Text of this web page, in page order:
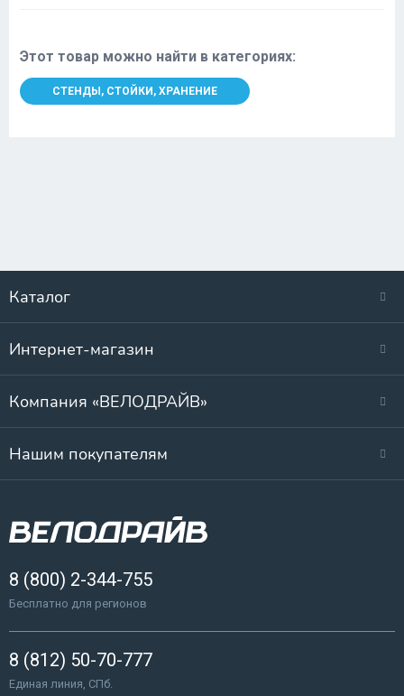
Этот товар можно найти в категориях:
СТЕНДЫ, СТОЙКИ, ХРАНЕНИЕ
Каталог
Интернет-магазин
Компания «ВЕЛОДРАЙВ»
Нашим покупателям
8 (800) 2-344-755
Бесплатно для регионов
8 (812) 50-70-777
Единая линия, СПб.